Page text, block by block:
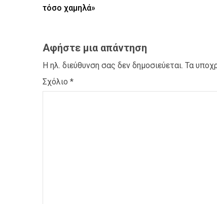
τόσο χαμηλά»
Αφήστε μια απάντηση
Η ηλ. διεύθυνση σας δεν δημοσιεύεται. Τα
Σχόλιο *